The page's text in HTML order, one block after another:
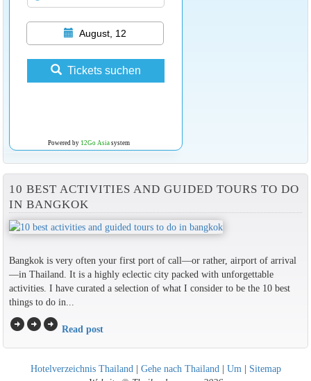
August, 12
Tickets suchen
Powered by 12Go Asiasystem
10 BEST ACTIVITIES AND GUIDED TOURS TO DO
IN BANGKOK
Bangkok is very often your first port of call—or rather, airport of arrival
—in Thailand. It is a highly eclectic city packed with unforgettable
activities. I have curated a selection of what I consider to be the 10 best
things to do in...
arrow_circle_rightarrow_circle_rightarrow_circle_right Read post
Hotelverzeichnis Thailand | Gehe nach Thailand | Um | Sitemap